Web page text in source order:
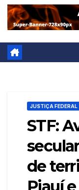
JUSTIÇA FEDERAL
STF:
de